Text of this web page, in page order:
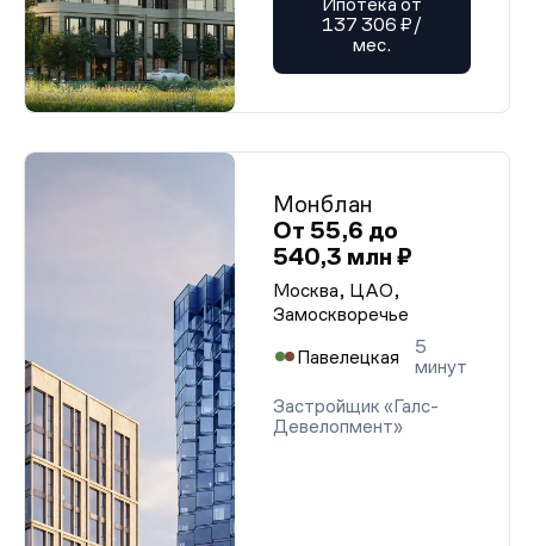
Ипотека от
137 306 ₽/
мес.
Монблан
От 55,6 до
540,3 млн ₽
Москва, ЦАО,
Замоскворечье
Павелецкая
5
минут
Застройщик «Галс-
Девелопмент»